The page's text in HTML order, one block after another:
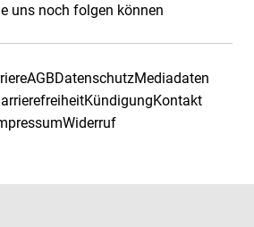
uns noch folgen können
AGBDatenschutzMediadaten
KündigungKontakt
Widerruf